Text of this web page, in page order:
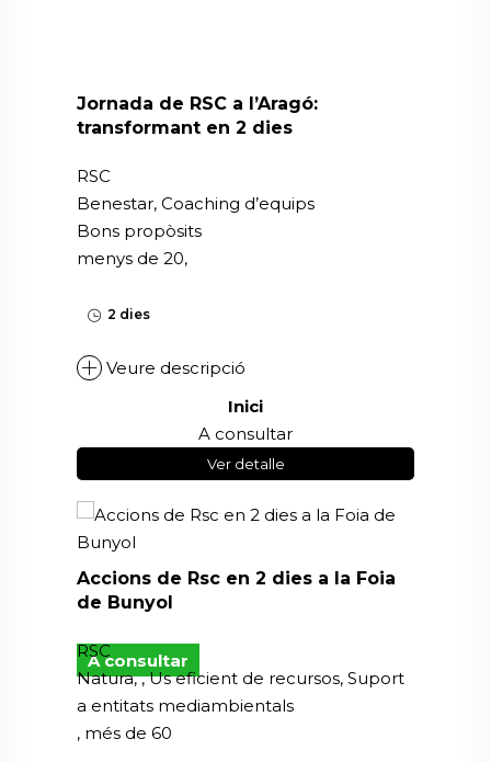
Jornada de RSC a l’Aragó:
transformant en 2 dies
RSC
Benestar, Coaching d’equips
Bons propòsits
menys de 20,
2 dies
Veure descripció
Inici
A consultar
Ver detalle
A consultar
Accions de Rsc en 2 dies a la Foia
de Bunyol
RSC
Natura, , Us eficient de recursos, Suport
a entitats mediambientals
, més de 60